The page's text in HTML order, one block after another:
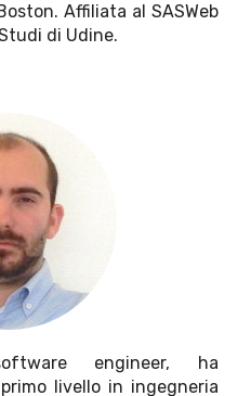
Affiliata al SASWeb
di Udine.
engineer, ha
livello in ingegneria